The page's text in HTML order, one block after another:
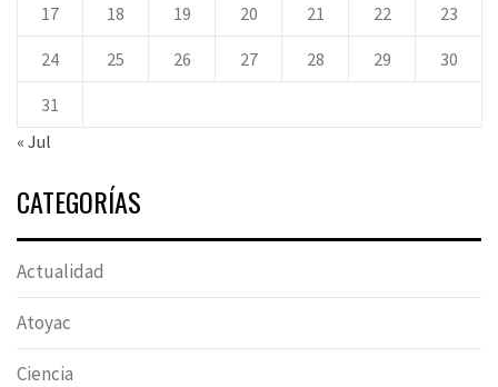
17 18 19 20 21 22 23
24 25 26 27 28 29 30
31
« Jul
CATEGORÍAS
Actualidad
Atoyac
Ciencia